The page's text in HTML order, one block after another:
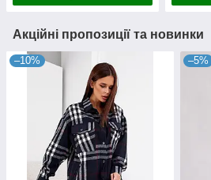
Акційні пропозиції та новинки
–10% –5%